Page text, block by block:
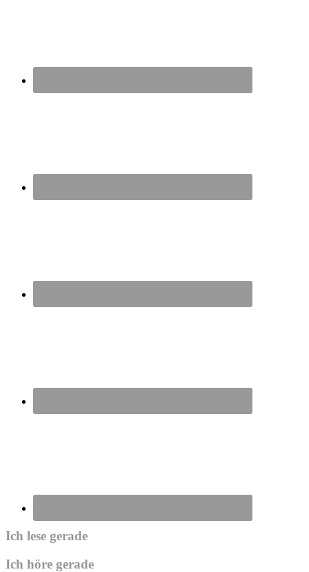
Ich lese gerade
Ich höre gerade